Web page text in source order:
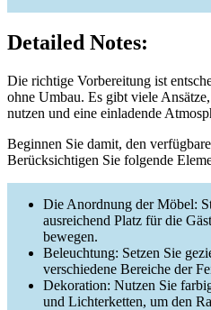
Detailed Notes:
Die richtige Vorbereitung ist
ohne Umbau. Es gibt viele
nutzen und eine einladende
Beginnen Sie damit, den
Berücksichtigen Sie folgende
Die Anordnung der Möbel:
ausreichend Platz für die
bewegen.
Beleuchtung: Setzen Sie
verschiedene Bereiche der
Dekoration: Nutzen Sie
und Lichterketten, um den